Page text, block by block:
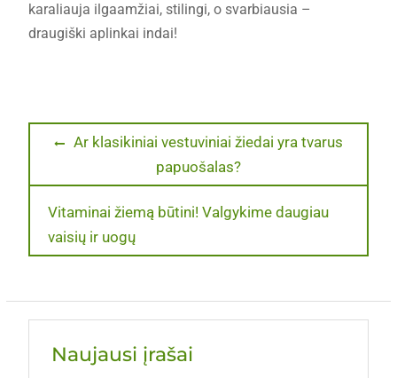
karaliauja ilgaamžiai, stilingi, o svarbiausia –
draugiški aplinkai indai!
Navigacija
įrašų
Previous
Ar klasikiniai vestuviniai žiedai yra tvarus
papuošalas?
Next
post:
Vitaminai žiemą būtini! Valgykime daugiau
vaisių ir uogų
Naujausi įrašai